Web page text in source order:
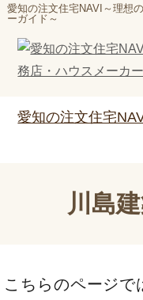
愛知の注文住宅NAVI～理想
ーガイド～
愛知の注文住宅
川島
こちらのページで